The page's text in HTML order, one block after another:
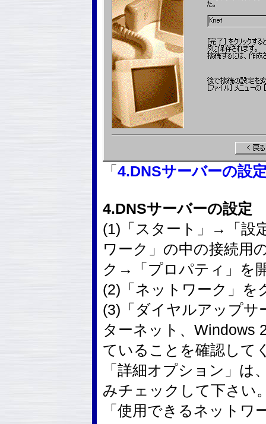
「 4.DNSサーバーの設
4.DNSサーバーの設定
(1)「スタート」→「設
ワーク」の中の接続用
ク→「プロパティ」を
(2)「ネットワーク」を
(3)「ダイヤルアップサ
ターネット、Windows
ていることを確認して
「詳細オプション」
みチェックして下さい
「使用できるネット